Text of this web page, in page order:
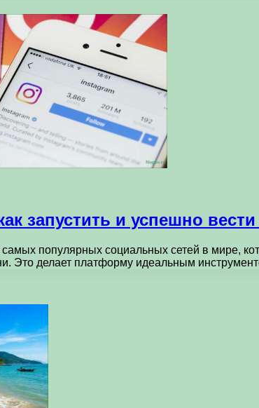
запустить и успешно
популярных социальных сетей в мире,
Это делает платформу идеальным